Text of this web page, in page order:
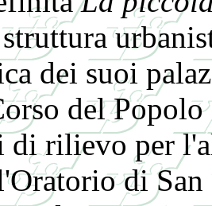
dei suoi
del
di rilievo per
di